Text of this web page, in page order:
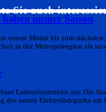
Sie auch
immer Saison
Monat bis zum
in der Metropolregion als
Ladeinfrastruktur aus Die
neuen Elektroladeparks am